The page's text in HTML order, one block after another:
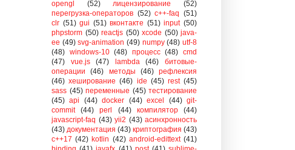
opengl
(52) лицензирование
(52)
перегрузка-операторов (52) c++-faq (51)
clr (51) gui (51) вконтакте (51) input (50)
phpstorm (50) reactjs (50) xcode (50) java-
ee (49) svg-animation (49) numpy (48) utf-8
(48) windows-10 (48) процесс (48) cmd
(47)
vue.js (47) lambda (46)
битовые-
операции
(46) методы (46) рефлексия
(46) хеширование (46) ide (45) rest (45)
sass (45) переменные (45) тестирование
(45) api (44) docker (44) excel (44) git-
commit
(44) perl (44) компилятор
(44)
javascript-faq (43) yii2 (43) асинхронность
(43) документация (43) криптография (43)
c++17 (42) kotlin (42) android-edittext (41)